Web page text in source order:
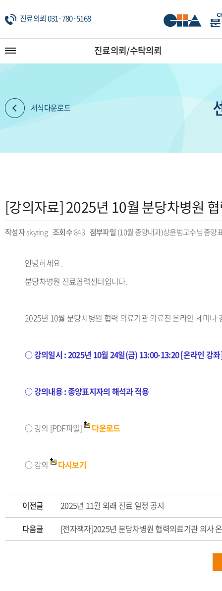
진료의뢰 031·780·5168
진료의뢰/수탁의뢰
서식다운로드
[강의자료] 2025년 10월 분당차병원
작성자skyring 조회수843 첨부파일 (10월 종양내과)상윤범교수님 종
안녕하세요.
분당차병원 진료협력센터입니다.
2025년 10월 분당차병원 협력 의료기관 의료진 온라인 세미나
○ 강의일시 :2025년 10월 24일(금) 13:00-13:20 [온라인 강
○ 강의내용 :종양표지자의 해석과 적용
○ 강의 [PDF파일] 다운로드
○ 강의 다시보기
이전글
2025년 11월 외래 진료 일정 공지
다음글
[전자책자]2025년 분당차병원 협력의료기관 의사